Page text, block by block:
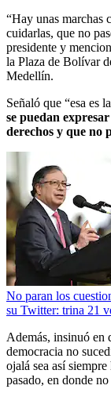
“Hay unas marchas
cuidarlas, que no
presidente y
la Plaza de Bolívar
Medellín.
Señaló que “esa es
se puedan
derechos y que no
No paran los
su Twitter: trina 21
Además, insinuó en
democracia no
ojalá sea así
pasado, en donde no